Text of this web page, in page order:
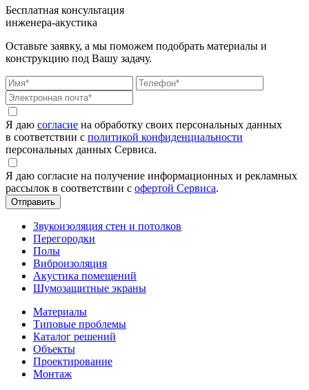
Бесплатная консультация
инженера-акустика
Оставьте заявку, а мы поможем подобрать материалы и
конструкцию под Вашу задачу.
Я даю согласие на обработку своих персональных данных
в соответствии с политикой конфиденциальности
персональных данных Сервиса.
Я даю согласие на получение информационных и рекламных
рассылок в соответствии с офертой Сервиса.
Звукоизоляция стен и потолков
Перегородки
Полы
Виброизоляция
Акустика помещений
Шумозащитные экраны
Материалы
Типовые проблемы
Каталог решений
Объекты
Проектирование
Монтаж